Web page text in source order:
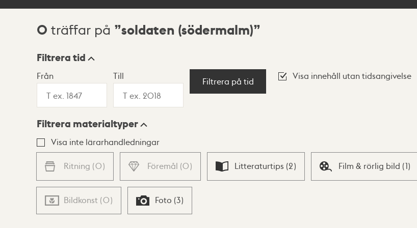
Sökresultat
0 träffar på soldaten (södermalm)
Visningsläge
Lista Karta
Filtrera tid
Från Till
Filtrera på tid
Visa innehåll utan tidsangivelse
Filtrera materialtyper
Visa inte lärarhandledningar
Ritning (0) Föremål (0) Litteraturtips (2) Film & rörlig bild (1)
Bildkonst (0) Foto (3)